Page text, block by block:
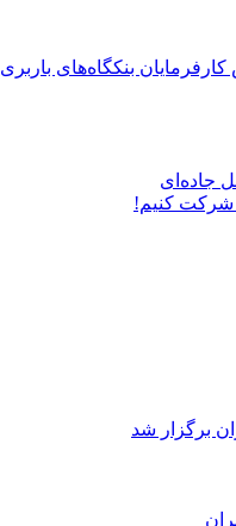
بنکگاه‌های باربری
جاده‌ای
كنيم!
برگزار شد